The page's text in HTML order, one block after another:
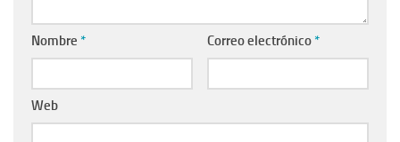
Nombre * Correo electrónico *
Web